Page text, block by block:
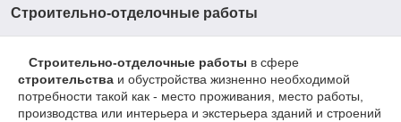
Строительно-отделочные работы
Строительно-отделочные работы в сфере
строительства и обустройства жизненно необходимой
потребности такой как - место проживания, место работы,
производства или интерьера и экстерьера зданий и строений